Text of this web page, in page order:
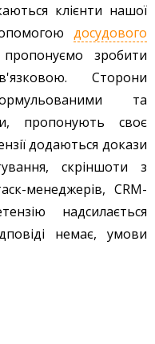
клієнти нашої
досудового
зробити
Сторони
та
пропонують своє
додаються докази
скріншоти з
менеджерів, CRM-
надсилається
немає, умови